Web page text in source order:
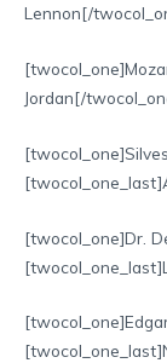
Lennon[/
Jordan[/
[twocol_one]Dr.